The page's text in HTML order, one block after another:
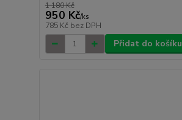
1 180 Kč
950 Kč/ks
785 Kč bez DPH
Přidat do košíku